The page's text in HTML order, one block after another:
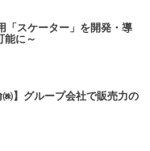
「スケーター」を開発・導
能に～
】グループ会社で販売力の